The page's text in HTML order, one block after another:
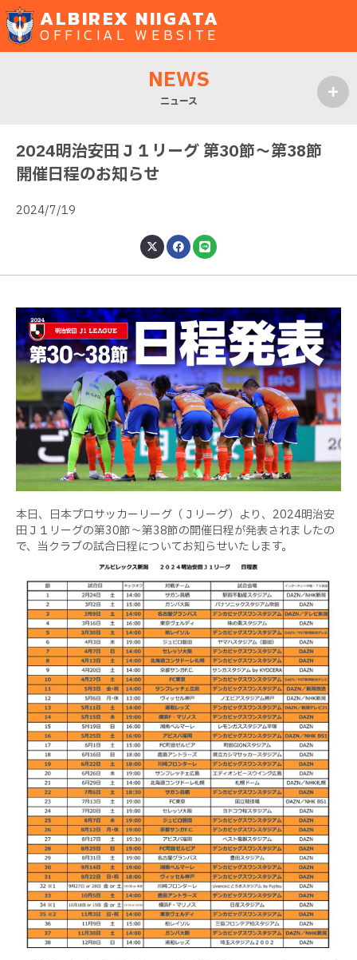
ALBIREX NIIGATA
OFFICIAL WEBSITE
NEWS
ニュース
2024明治安田Ｊ１リーグ 第30節～第38節
開催日程のお知らせ
2024/7/19
本日、日本プロサッカーリーグ（Ｊリーグ）より、2024明治安
田Ｊ１リーグの第30節～第38節の開催日程が発表されましたの
で、当クラブの試合日程についてお知らせいたします。